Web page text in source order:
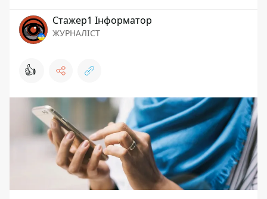
Стажер1 Інформатор
ЖУРНАЛІСТ
👍